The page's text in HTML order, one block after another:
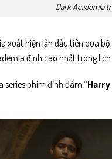
Dark Academia
xuất hiện lần đầu tiên qua
đỉnh cao nhất trong lịch
series phim đình đám “Harry